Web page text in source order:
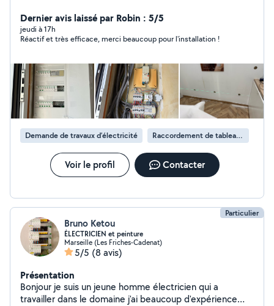
comme diagnostiqueur immobilier, je vous propose mes
services pour : Installations neuves ou rénovation
Dépannage rapide Remise aux normes après diagnostic
location de bien Travail soigné, conforme aux normes en
vigueur. Devis gratuit, intervention rapide. Assurance
décennale à jour. Je me déplace. Contactez-moi pour
plus d'informations
Dernier avis laissé par Robin : 5/5
jeudi à 17h
Réactif et très efficace, merci beaucoup pour l'installation !
Demande de travaux d’électricité Raccordement de tableau électrique
Voir le profil Contacter
Particulier
Bruno Ketou
ÉLECTRICIEN et peinture
Marseille (Les Friches-Cadenat)
5/5 (8 avis)
Présentation
Bonjour je suis un jeune homme électricien qui a
travailler dans le domaine j'ai beaucoup d'expérience